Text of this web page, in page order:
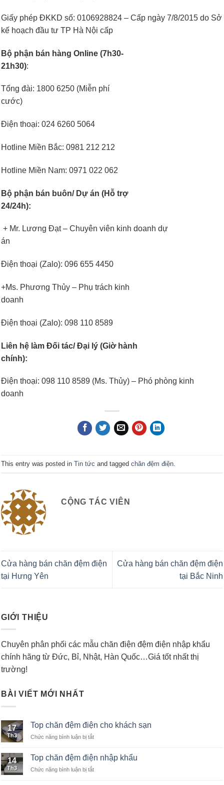
Giấy phép ĐKKD số: 0106928824 – Cấp ngày 7/8/2015 do Sở
kế hoạch đầu tư TP Hà Nội cấp
Bộ phận bán hàng Online (7h30-
21h30):
Tổng đài: 1800 6250 (Miễn phí
cước)
Điện thoại: 024 6260 5064
Hotline Miền Bắc: 0981 212 212
Hotline Miền Nam: 0971 022 062
Bộ phận bán buôn/ Dự án (Hỗ trợ
24/24h):
+ Mr. Lương Đạt – Chuyên viên kinh doanh dự
án
Điện thoại (Zalo): 096 655 4450
+Ms. Phương Thủy – Phụ trách kinh
doanh
Điện thoại (Zalo): 098 110 8589
Liên hệ làm Đối tác/ Đại lý (Giờ hành
chính):
Điện thoại: 098 110 8589 (Ms. Thủy) – Phó phòng kinh
doanh
This entry was posted in Tin tức and tagged chăn đệm điện
CỘNG TÁC VIÊN
Cửa hàng bán chăn đệm điện
tại Hưng Yên
Cửa hàng bán chăn đệm điện
tại Bắc Ninh
GIỚI THIỆU
Chuyên phân phối các mẫu chăn điện đệm điện nhập khẩu
chính hãng từ Đức, Bỉ, Nhật, Hàn Quốc…Giá tốt nhất thị
trường!
BÀI VIẾT MỚI NHẤT
17
Th3
Top chăn đệm điện cho khách sạn
Chức năng bình luận bị tắt
chăn
đệm
14
Th3
Top chăn đệm điện nhập khẩu
Chức năng bình luận bị tắt